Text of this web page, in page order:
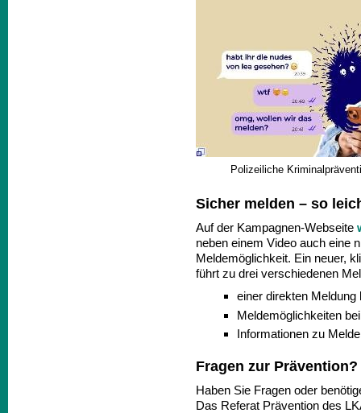
Polizeiliche
Sicher melden – so
Auf der Kampagnen-Webseite
neben einem Video auch eine
Meldemöglichkeit. Ein neuer,
führt zu drei verschiedenen
einer direkten
Meldemöglichkeiten
Informationen zu
Fragen zur Prävention?
Haben Sie Fragen oder
Das Referat Prävention des